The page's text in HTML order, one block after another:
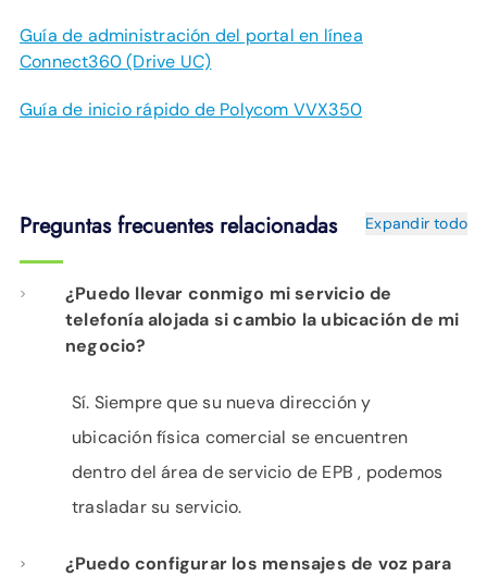
Guía de administración del portal en línea
Connect360 (Drive UC)
Guía de inicio rápido de Polycom VVX350
Preguntas frecuentes relacionadas Expandir todo
¿Puedo llevar conmigo mi servicio de
telefonía alojada si cambio la ubicación de mi
negocio?
Sí. Siempre que su nueva dirección y
ubicación física comercial se encuentren
dentro del área de servicio de EPB , podemos
trasladar su servicio.
¿Puedo configurar los mensajes de voz para